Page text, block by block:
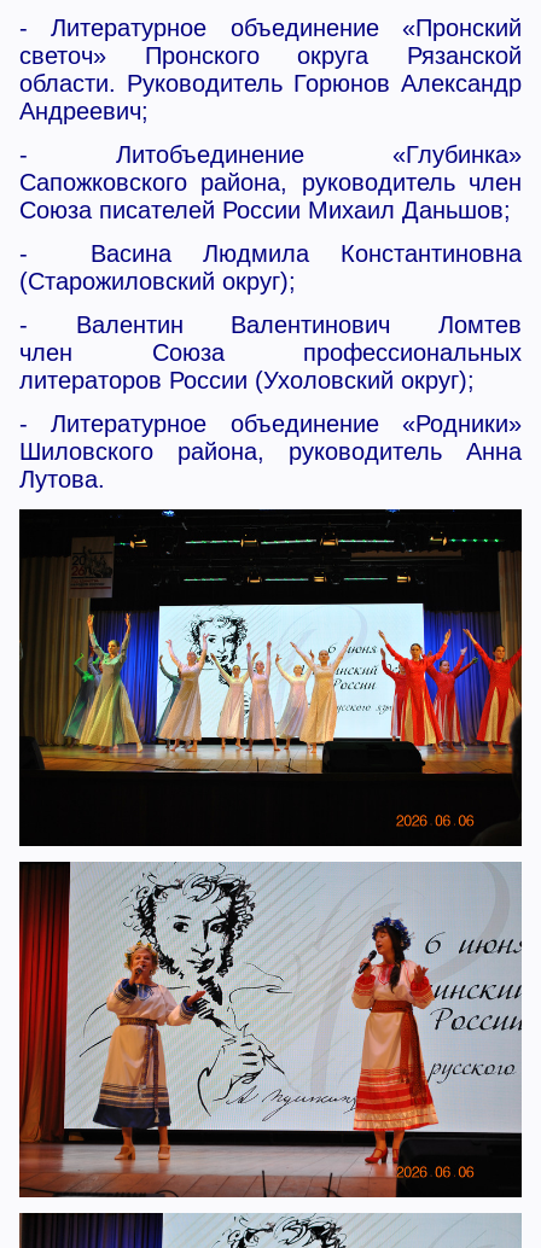
- Литературное объединение «Пронский
светоч» Пронского округа Рязанской
области. Руководитель Горюнов Александр
Андреевич;
- Литобъединение «Глубинка»
Сапожковского района, руководитель член
Союза писателей России Михаил Даньшов;
- Васина Людмила Константиновна
(Старожиловский округ);
- Валентин Валентинович Ломтев
член Союза профессиональных
литераторов России (Ухоловский округ);
- Литературное объединение «Родники»
Шиловского района, руководитель Анна
Лутова.